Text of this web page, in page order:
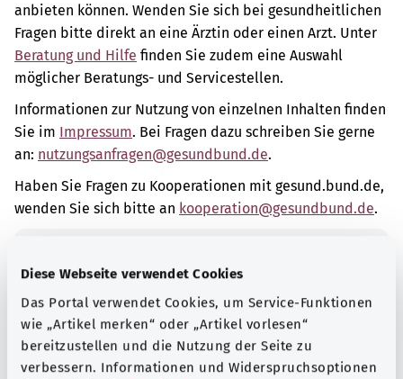
Diese Webseite verwendet Cookies
Das Portal verwendet Cookies, um Service-Funktionen
wie „Artikel merken“ oder „Artikel vorlesen“
bereitzustellen und die Nutzung der Seite zu
verbessern. Informationen und Widerspruchsoptionen
anbieten können. Wenden Sie sich bei gesundheitlichen
Fragen bitte direkt an eine Ärztin oder einen Arzt. Unter
Beratung und Hilfe finden Sie zudem eine Auswahl
möglicher Beratungs- und Servicestellen.
Informationen zur Nutzung von einzelnen Inhalten finden
Sie im Impressum. Bei Fragen dazu schreiben Sie gerne
an: nutzungsanfragen@gesundbund.de.
Haben Sie Fragen zu Kooperationen mit gesund.bund.de,
wenden Sie sich bitte an kooperation@gesundbund.de.
Verlässliche Informationen für Ihre Gesundheit“
können Sie kostenfrei beimPublikationsversand
der Bundesregierung
bestellen.